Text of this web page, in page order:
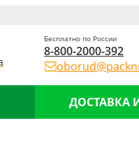
Бесплатно по России
8-800-2000-392
ДОСТАВКА